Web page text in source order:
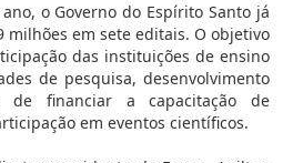
o Governo do Espírito Santo já
milhões em sete editais. O objetivo
das instituições de ensino
de pesquisa, desenvolvimento
de financiar a capacitação de
em eventos científicos.